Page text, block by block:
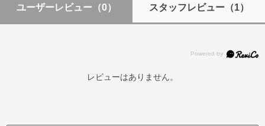
ユーザーレビュー （0） スタッフレビュー（1）
レビューはありません。